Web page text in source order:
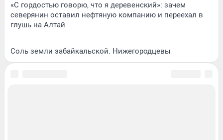
«С гордостью говорю, что я деревенский»: зачем
северянин оставил нефтяную компанию и переехал в
глушь на Алтай
Соль земли забайкальской. Нижегородцевы